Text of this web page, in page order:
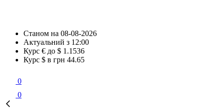
Станом на 08-08-2026
Актуальний з 12:00
Курс € до $ 1.1536
Курс $ в грн 44.65
0
0